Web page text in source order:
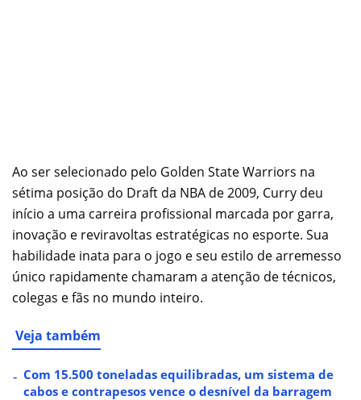
Ao ser selecionado pelo Golden State Warriors na
sétima posição do Draft da NBA de 2009, Curry deu
início a uma carreira profissional marcada por garra,
inovação e reviravoltas estratégicas no esporte. Sua
habilidade inata para o jogo e seu estilo de arremesso
único rapidamente chamaram a atenção de técnicos,
colegas e fãs no mundo inteiro.
Veja também
Com 15.500 toneladas equilibradas, um sistema de
cabos e contrapesos vence o desnível da barragem